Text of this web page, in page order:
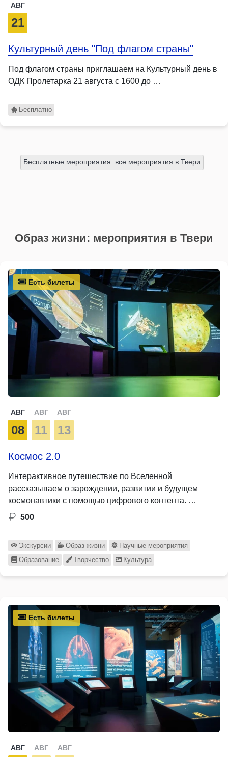
АВГ
21
Культурный день "Под флагом страны"
Под флагом страны приглашаем на Культурный день в
ОДК Пролетарка 21 августа с 1600 до …
Бесплатно
Бесплатные мероприятия: все мероприятия в Твери
Образ жизни: мероприятия в Твери
Есть билеты
АВГ
08
АВГ
11
АВГ
13
Космос 2.0
Интерактивное путешествие по Вселенной
рассказываем о зарождении, развитии и будущем
космонавтики с помощью цифрового контента. …
500
Экскурсии Образ жизни
Научные мероприятия
Образование
Творчество Культура
Есть билеты
АВГ АВГ АВГ